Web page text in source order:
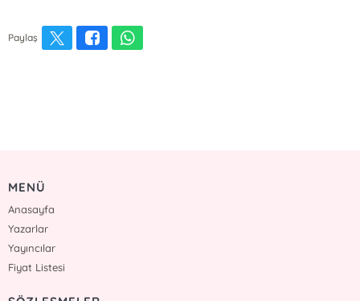
Paylaş
MENÜ
Anasayfa
Yazarlar
Yayıncılar
Fiyat Listesi